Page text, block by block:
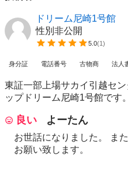
ドリーム尼崎1号館
性別非公開
5.0(1)
身分証 電話番号 古物商 法人
東証一部上場サカイ引越セ
ップドリーム尼崎1号館です
良い よーたん
お世話になりました。 ま
お願い致します。